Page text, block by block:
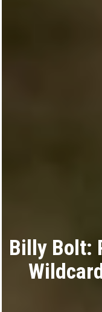
Tobias
Moto